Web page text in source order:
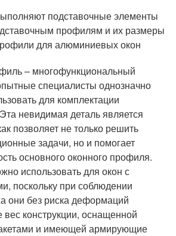
подставочные элементы
профилям и их размеры
для алюминиевых окон
– многофункциональный
специалисты однозначно
для комплектации
невидимая деталь является
позволяет не только решить
задачи, но и помогает
основного оконного профиля.
использовать для окон с
поскольку при соблюдении
они без риска деформаций
конструкции, оснащенной
и имеющей армирующие